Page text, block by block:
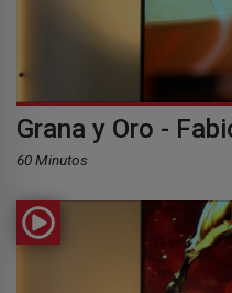
Grana y Oro -
60 Minutos